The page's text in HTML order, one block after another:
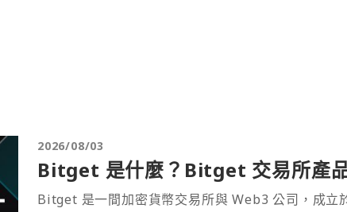
2026/08/03
Bitget 是什麼？Bitget 交易所產品
Bitget 是一間加密貨幣交易所與 Web3 公司，成立